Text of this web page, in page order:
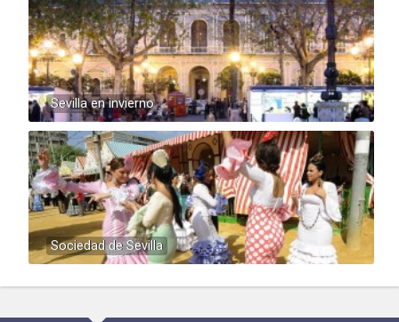
Sevilla en invierno
Sociedad de Sevilla